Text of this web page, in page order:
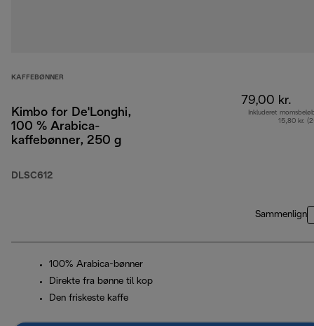
KAFFEBØNNER
Kimbo for De'Longhi,
100 % Arabica-
kaffebønner, 250 g
DLSC612
79,00 kr.
Inkluderet
15,80 kr.
Sammenlign
100% Arabica-bønner
Direkte fra bønne til kop
Den friskeste kaffe